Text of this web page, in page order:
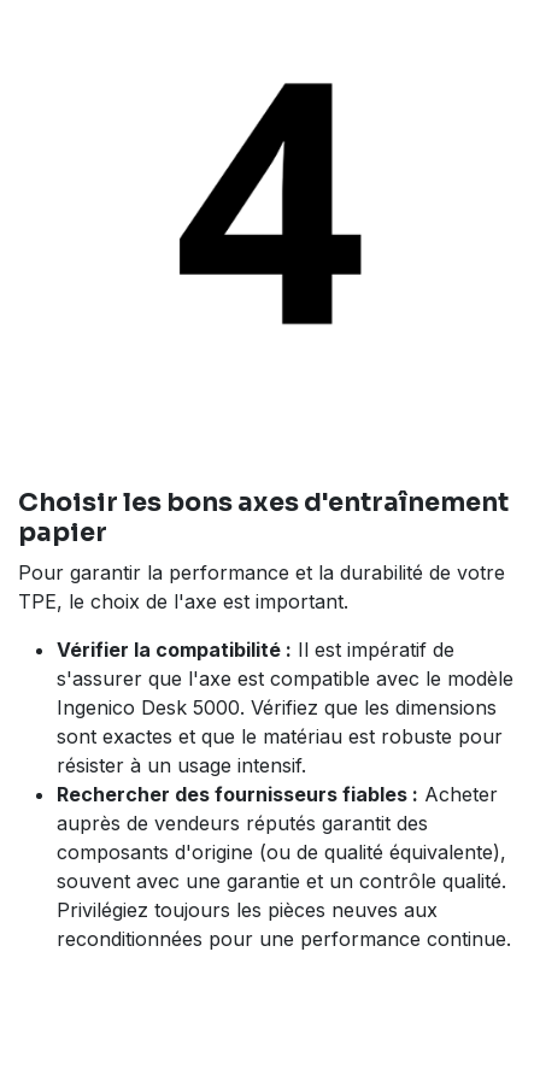
Choisir les bons axes d'entraînement
papier
Pour garantir la performance et la durabilité de votre
TPE, le choix de l'axe est important.
Vérifier la compatibilité : Il est impératif de
s'assurer que l'axe est compatible avec le modèle
Ingenico Desk 5000. Vérifiez que les dimensions
sont exactes et que le matériau est robuste pour
résister à un usage intensif.
Rechercher des fournisseurs fiables : Acheter
auprès de vendeurs réputés garantit des
composants d'origine (ou de qualité équivalente),
souvent avec une garantie et un contrôle qualité.
Privilégiez toujours les pièces neuves aux
reconditionnées pour une performance continue.